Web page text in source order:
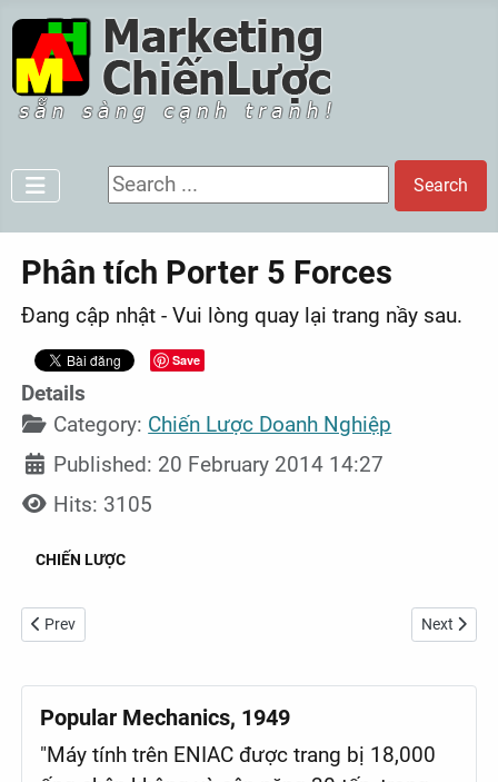
Search ... Search
Phân tích Porter 5 Forces
Đang cập nhật - Vui lòng quay lại trang nầy sau.
Save
Details
Category: Chiến Lược Doanh Nghiệp
Published: 20 February 2014 14:27
Hits: 3105
CHIẾN LƯỢC
Previous article: Chạy đua giành thị trường mì gói
Prev Next
Next
Popular Mechanics, 1949
"Máy tính trên ENIAC được trang bị 18,000